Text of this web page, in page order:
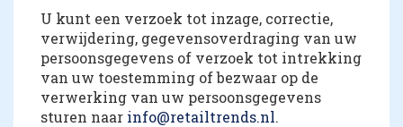
U kunt een verzoek tot inzage, correctie,
verwijdering, gegevensoverdraging van uw
persoonsgegevens of verzoek tot intrekking
van uw toestemming of bezwaar op de
verwerking van uw persoonsgegevens
sturen naar info@retailtrends.nl.